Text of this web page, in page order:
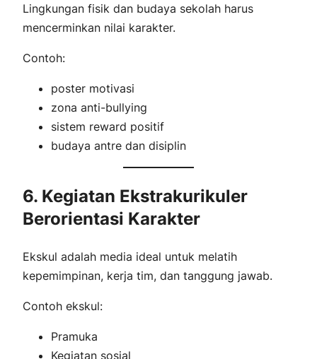
Lingkungan fisik dan budaya sekolah harus
mencerminkan nilai karakter.
Contoh:
poster motivasi
zona anti-bullying
sistem reward positif
budaya antre dan disiplin
6. Kegiatan Ekstrakurikuler
Berorientasi Karakter
Ekskul adalah media ideal untuk melatih
kepemimpinan, kerja tim, dan tanggung jawab.
Contoh ekskul:
Pramuka
Kegiatan sosial